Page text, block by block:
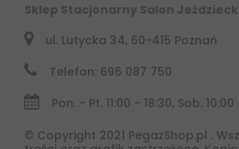
Sklep Stacjonarny Salon
ul. Lutycka 34, 60-415 Poznań
Telefon: 696 087 750
Pon. - Pt. 11:00 - 18:30, Sob.
© Copyright 2021 PegazShop.pl .